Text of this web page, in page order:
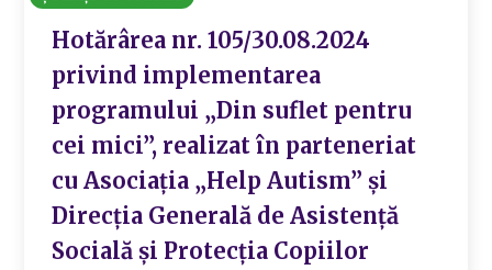
Hotărârea nr. 105/30.08.2024
privind implementarea
programului „Din suflet pentru
cei mici”, realizat în parteneriat
cu Asociația „Help Autism” și
Direcția Generală de Asistență
Socială și Protecția Copiilor